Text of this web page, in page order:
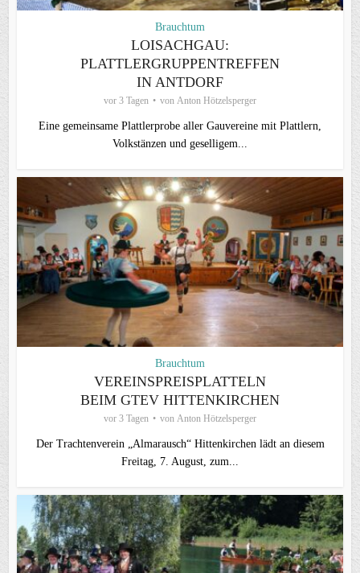
Brauchtum
LOISACHGAU:
PLATTLERGRUPPENTREFFEN
IN ANTDORF
vor 3 Tagen von Anton Hötzelsperger
Eine gemeinsame Plattlerprobe aller Gauvereine mit Plattlern,
Volkstänzen und geselligem...
Brauchtum
VEREINSPREISPLATTELN
BEIM GTEV HITTENKIRCHEN
vor 3 Tagen von Anton Hötzelsperger
Der Trachtenverein „Almarausch“ Hittenkirchen lädt an diesem
Freitag, 7. August, zum...